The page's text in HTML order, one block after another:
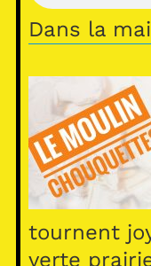
A
p
Dans la
tournent
verte